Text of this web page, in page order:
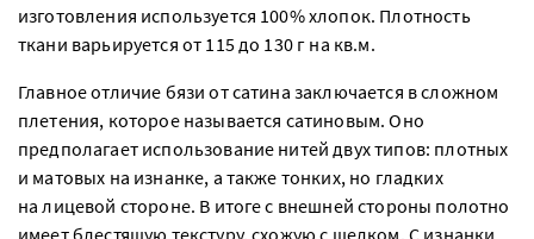
изготовления используется 100% хлопок. Плотность
ткани варьируется от 115 до 130 г на кв.м.
Главное отличие бязи от сатина заключается в сложном
плетения, которое называется сатиновым. Оно
предполагает использование нитей двух типов: плотных
и матовых на изнанке, а также тонких, но гладких
на лицевой стороне. В итоге с внешней стороны полотно
имеет блестящую текстуру, схожую с шелком. С изнанки